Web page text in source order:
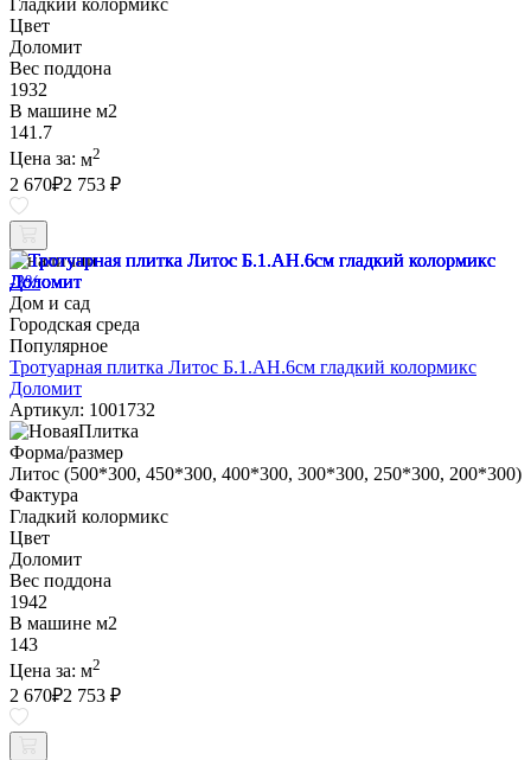
Гладкий колормикс
Цвет
Доломит
Вес поддона
1932
В машине м2
141.7
Цена за: м2
2 670₽2 753 ₽
В наличии
-3%
Дом и сад
Городская среда
Популярное
Тротуарная плитка Литос Б.1.АН.6см гладкий колормикс
Доломит
Артикул: 1001732
Форма/размер
Литос (500*300, 450*300, 400*300, 300*300, 250*300, 200*300)
Фактура
Гладкий колормикс
Цвет
Доломит
Вес поддона
1942
В машине м2
143
Цена за: м2
2 670₽2 753 ₽